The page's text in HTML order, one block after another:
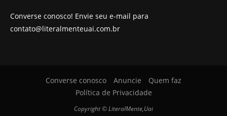
Converse conosco! Envie seu e-mail para
contato@literalmenteuai.com.br
Converse conosco Anuncie
Quem faz
Política de Privacidade
Copyright © LiteralMente,Uai